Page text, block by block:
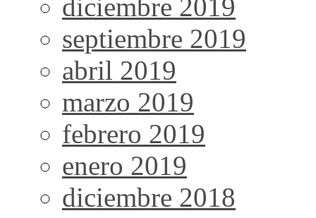
diciembre 2019
septiembre 2019
abril 2019
marzo 2019
febrero 2019
enero 2019
diciembre 2018